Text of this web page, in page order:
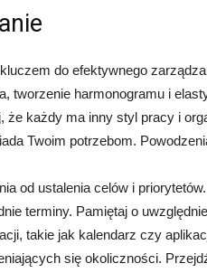
do efektywnego
tworzenie harmonogramu i
że każdy ma inny styl pracy i
Twoim potrzebom.
od ustalenia celów i
terminy. Pamiętaj o
takie jak kalendarz czy
się okoliczności.